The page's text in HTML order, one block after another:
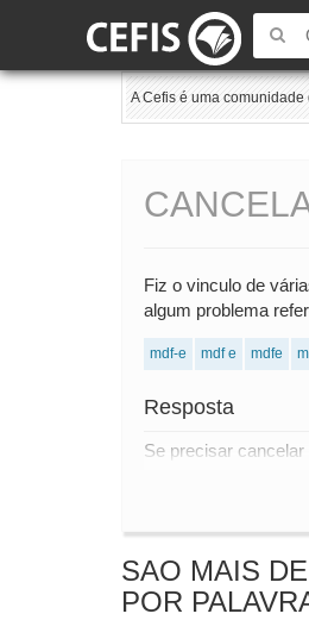
A Cefis é uma
Fiz o vinculo de
algum problema
mdf-e mdf e mdfe
Resposta
Se precisar
SAO MAIS
POR